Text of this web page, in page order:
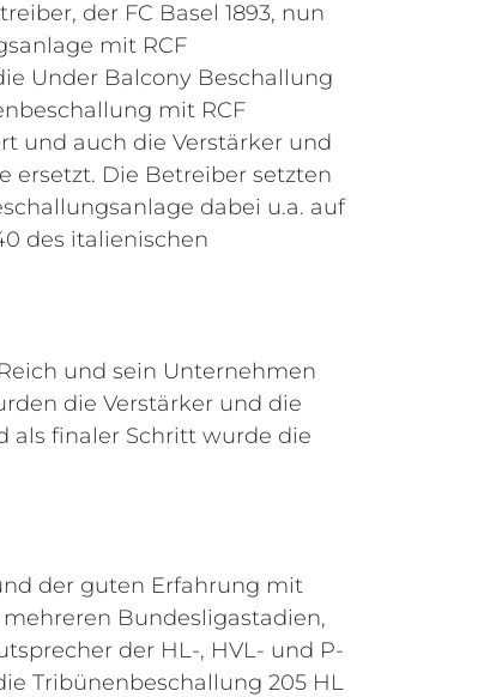
und sein Unternehmen
die Verstärker und die
als finaler Schritt wurde die
der guten Erfahrung mit
Bundesligastadien,
der HL-, HVL- und P-
Tribünenbeschallung 205 HL